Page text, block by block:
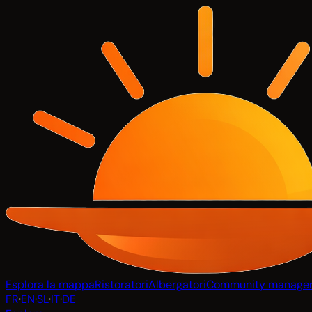
Esplora la mappaRistoratoriAlbergatoriCommunity
FR·EN·SL·IT·DE